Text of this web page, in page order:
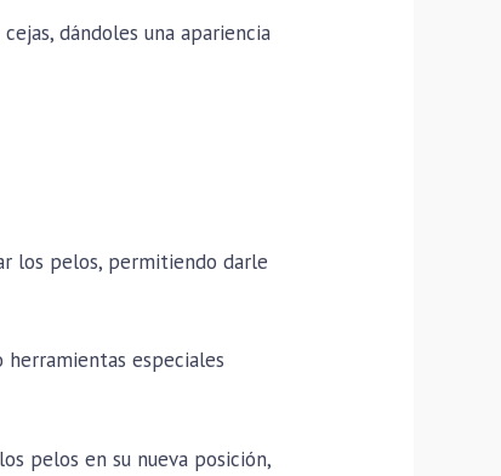
dándoles una apariencia
los pelos, permitiendo darle
herramientas especiales
pelos en su nueva posición,